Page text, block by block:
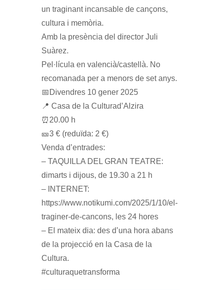
un traginant incansable de cançons,
cultura i memòria.
Amb la presència del director Juli
Suàrez.
Pel·lícula en valencià/castellà. No
recomanada per a menors de set anys.
📅Divendres 10 gener 2025
📍 Casa de la Culturad’Alzira
⏰20.00 h
🎫3 € (reduïda: 2 €)
Venda d’entrades:
– TAQUILLA DEL GRAN TEATRE:
dimarts i dijous, de 19.30 a 21 h
– INTERNET:
https://www.notikumi.com/2025/1/10/el-
traginer-de-cancons, les 24 hores
– El mateix dia: des d’una hora abans
de la projecció en la Casa de la
Cultura.
#culturaquetransforma